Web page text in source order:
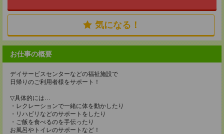
気になる！
お仕事の概要
デイサービスセンターなどの福祉施設で
日帰りのご利用者様をサポート！
▽具体的には…
・レクレーションで一緒に体を動かしたり
・リハビリなどのサポートをしたり
・ご飯を食べるのを手伝ったり
お風呂やトイレのサポートなど！